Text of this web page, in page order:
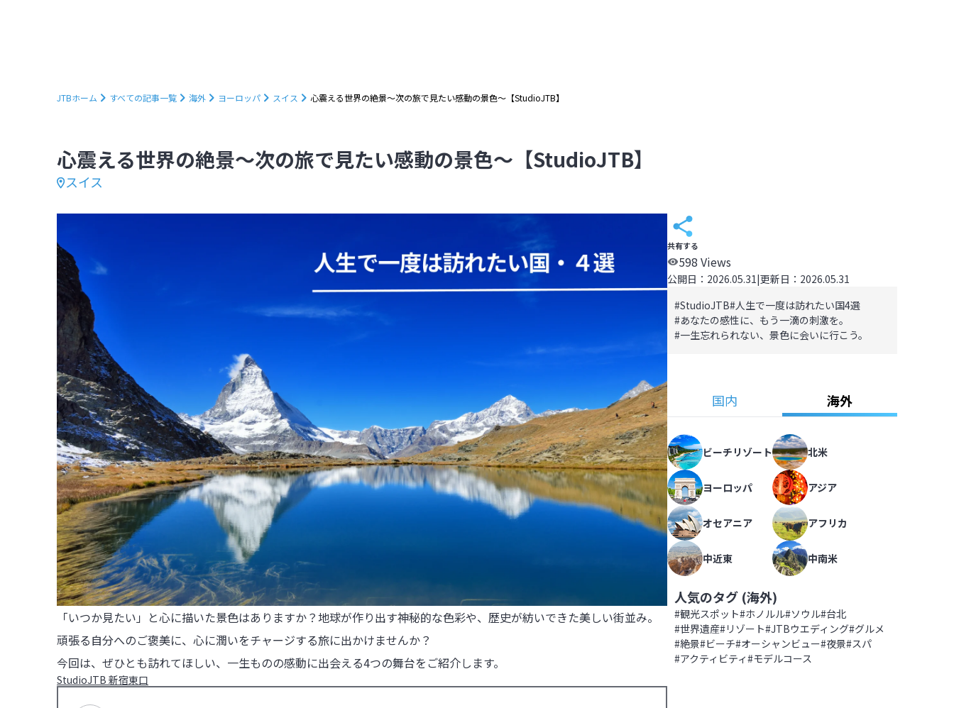
JTBホーム すべての記事一覧 海外 ヨーロッパ スイス 心震える世界の絶景～次の旅で見たい感動の景色～【StudioJTB】
心震える世界の絶景～次の旅で見たい感動の景色～【StudioJTB】
スイス
「いつか見たい」と心に描いた景色はありますか？地球が作り出す神秘的な色彩や、歴史が紡いできた美しい街並み。
頑張る自分へのご褒美に、心に潤いをチャージする旅に出かけませんか？
今回は、ぜひとも訪れてほしい、一生ものの感動に出会える4つの舞台をご紹介します。
StudioJTB 新宿東口
共有する
598 Views
公開日： 2026.05.31|更新日： 2026.05.31
#StudioJTB#人生で一度は訪れたい国4選
#あなたの感性に、もう一滴の刺激を。
#一生忘れられない、景色に会いに行こう。
国内 海外
ビーチリゾート 北米
ヨーロッパ アジア
オセアニア アフリカ
中近東 中南米
人気のタグ (海外)
#観光スポット#ホノルル#ソウル#台北
#世界遺産#リゾート#JTBウエディング#グルメ
#絶景#ビーチ#オーシャンビュー#夜景#スパ
#アクティビティ#モデルコース